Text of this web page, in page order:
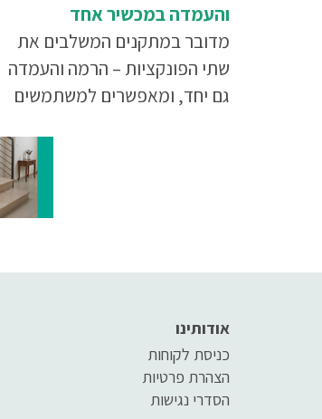
והעמדה במכשיר אחד
מדובר במתקנים המשלבים את
שתי הפונקציות – הרמה והעמדה
גם יחד, ומאפשרים למשתמשים
יתרונות. במאמר זה נספר בפירוט
אודותינו
כניסת לקוחות
הצהרת פרטיות
הסדרי נגישות